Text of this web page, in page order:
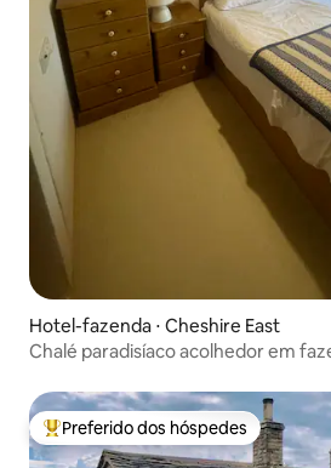
Hotel-fazenda ⋅ Cheshire East
Chalé paradisíaco acolhedor em
Entre os melhores preferidos dos
Preferido dos hóspedes